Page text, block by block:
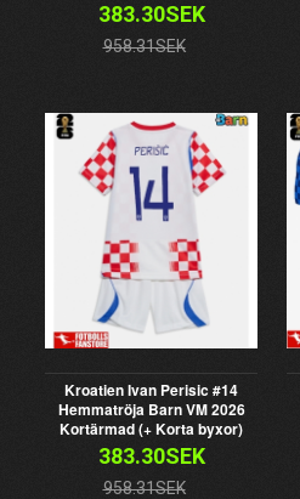
383.30SEK
958.31SEK
Kroatien Ivan Perisic #14
Hemmatröja Barn VM 2026
Kortärmad (+ Korta byxor)
383.30SEK
958.31SEK